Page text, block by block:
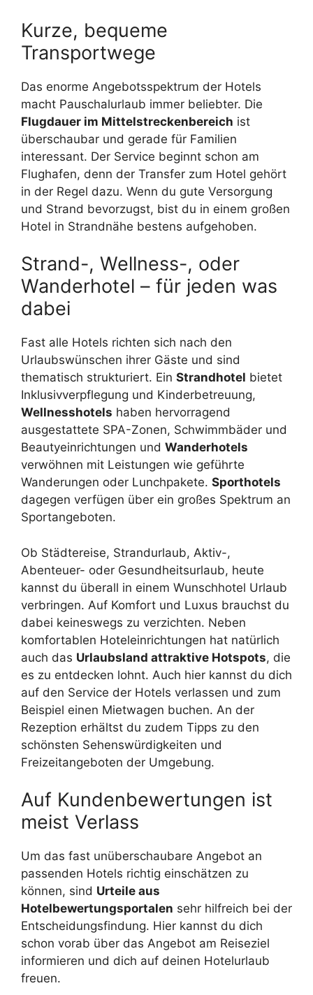
Kurze, bequeme
Transportwege
Das enorme Angebotsspektrum der Hotels
macht Pauschalurlaub immer beliebter. Die
Flugdauer im Mittelstreckenbereich ist
überschaubar und gerade für Familien
interessant. Der Service beginnt schon am
Flughafen, denn der Transfer zum Hotel gehört
in der Regel dazu. Wenn du gute Versorgung
und Strand bevorzugst, bist du in einem großen
Hotel in Strandnähe bestens aufgehoben.
Strand-, Wellness-, oder
Wanderhotel – für jeden was
dabei
Fast alle Hotels richten sich nach den
Urlaubswünschen ihrer Gäste und sind
thematisch strukturiert. Ein Strandhotel bietet
Inklusivverpflegung und Kinderbetreuung,
Wellnesshotels haben hervorragend
ausgestattete SPA-Zonen, Schwimmbäder und
Beautyeinrichtungen und Wanderhotels
verwöhnen mit Leistungen wie geführte
Wanderungen oder Lunchpakete. Sporthotels
dagegen verfügen über ein großes Spektrum an
Sportangeboten.
Ob Städtereise, Strandurlaub, Aktiv-,
Abenteuer- oder Gesundheitsurlaub, heute
kannst du überall in einem Wunschhotel Urlaub
verbringen. Auf Komfort und Luxus brauchst du
dabei keineswegs zu verzichten. Neben
komfortablen Hoteleinrichtungen hat natürlich
auch das Urlaubsland attraktive Hotspots, die
es zu entdecken lohnt. Auch hier kannst du dich
auf den Service der Hotels verlassen und zum
Beispiel einen Mietwagen buchen. An der
Rezeption erhältst du zudem Tipps zu den
schönsten Sehenswürdigkeiten und
Freizeitangeboten der Umgebung.
Auf Kundenbewertungen ist
meist Verlass
Um das fast unüberschaubare Angebot an
passenden Hotels richtig einschätzen zu
können, sind Urteile aus
Hotelbewertungsportalen sehr hilfreich bei der
Entscheidungsfindung. Hier kannst du dich
schon vorab über das Angebot am Reiseziel
informieren und dich auf deinen Hotelurlaub
freuen.